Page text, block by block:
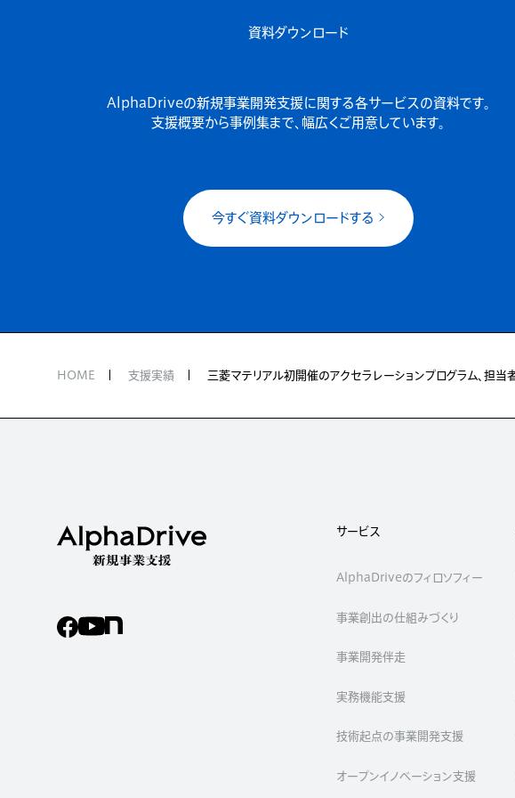
資料ダウンロード
AlphaDriveの新規事業開発支援に関する各サービスの資料です。
支援概要から事例集まで、幅広くご用意しています。
今すぐ資料ダウンロードする
HOME 支援実績 三菱マテリアル初開催のアクセラレーションプログラム、担
サービス
AlphaDriveのフィロソフィー
事業創出の仕組みづくり
事業開発伴走
実務機能支援
技術起点の事業開発支援
オープンイノベーション支援